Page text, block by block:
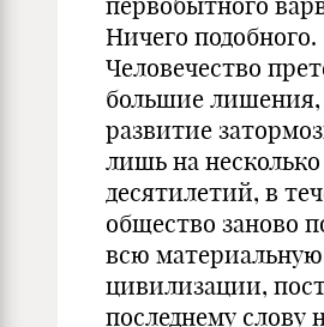
Ничего подобного.
Человечество
большие лишения,
развитие
лишь на несколько
десятилетий, в
общество заново
всю материальную
цивилизации,
последнему слову